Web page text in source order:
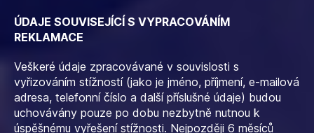
ÚDAJE SOUVISEJÍCÍ S VYPRACOVÁNÍM
REKLAMACE
Veškeré údaje zpracovávané v souvislosti s
vyřizováním stížností (jako je jméno, příjmení, e-mailová
adresa, telefonní číslo a další příslušné údaje) budou
uchovávány pouze po dobu nezbytně nutnou k
úspěšnému vyřešení stížnosti. Nejpozději 6 měsíců